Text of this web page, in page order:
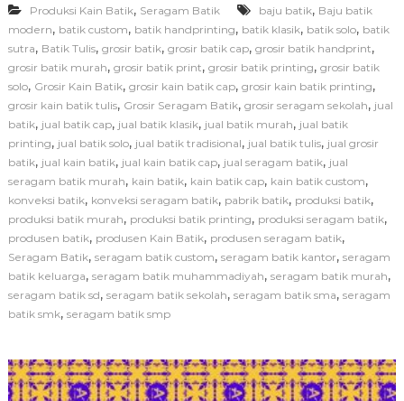
d
u
k
S
e
r
a
g
m
B
a
t
i
k
e
a
h
Produksi Kain Batik, Seragam Batik baju batik, Baju batik
modern, batik custom, batik handprinting, batik klasik, batik solo, batik
sutra, Batik Tulis, grosir batik, grosir batik cap, grosir batik handprint,
grosir batik murah, grosir batik print, grosir batik printing, grosir batik
solo, Grosir Kain Batik, grosir kain batik cap, grosir kain batik printing,
grosir kain batik tulis, Grosir Seragam Batik, grosir seragam sekolah, jual
batik, jual batik cap, jual batik klasik, jual batik murah, jual batik
printing, jual batik solo, jual batik tradisional, jual batik tulis, jual grosir
batik, jual kain batik, jual kain batik cap, jual seragam batik, jual
seragam batik murah, kain batik, kain batik cap, kain batik custom,
konveksi batik, konveksi seragam batik, pabrik batik, produksi batik,
produksi batik murah, produksi batik printing, produksi seragam batik,
produsen batik, produsen Kain Batik, produsen seragam batik,
Seragam Batik, seragam batik custom, seragam batik kantor, seragam
batik keluarga, seragam batik muhammadiyah, seragam batik murah,
seragam batik sd, seragam batik sekolah, seragam batik sma, seragam
batik smk, seragam batik smp